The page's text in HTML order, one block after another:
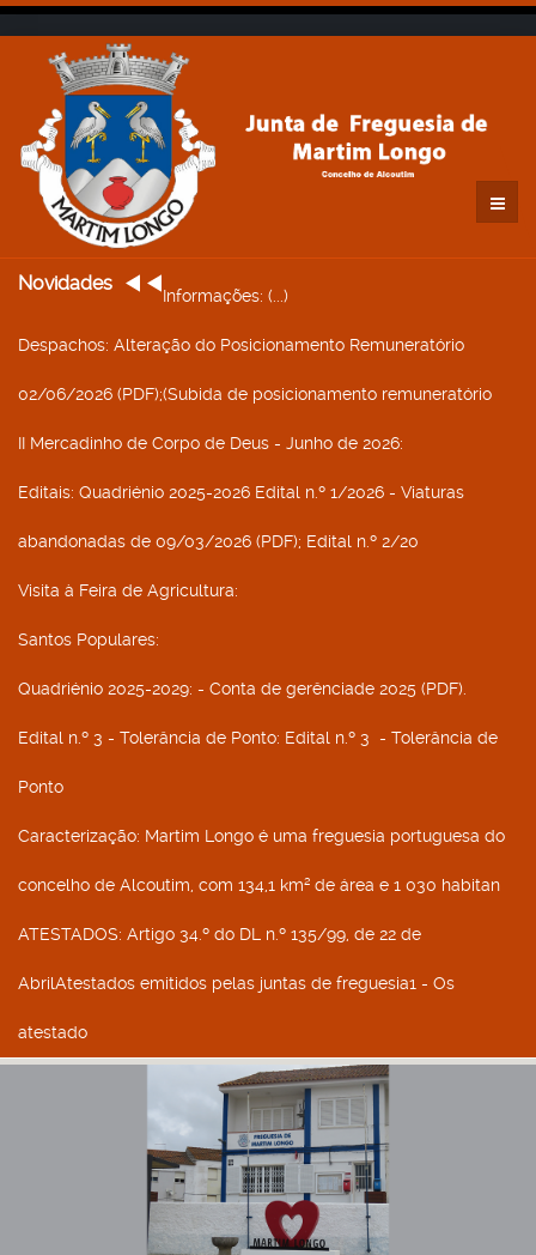
Novidades
Informações: (...)
Despachos: Alteração do Posicionamento Remuneratório
02/06/2026 (PDF);(Subida de posicionamento remuneratório
II Mercadinho de Corpo de Deus - Junho de 2026:
Editais: Quadriénio 2025-2026 Edital n.º 1/2026 - Viaturas
abandonadas de 09/03/2026 (PDF); Edital n.º 2/20
Visita à Feira de Agricultura:
Santos Populares:
Quadriénio 2025-2029: - Conta de gerênciade 2025 (PDF).
Edital n.º 3 - Tolerância de Ponto: Edital n.º 3 - Tolerância de
Ponto
Caracterização: Martim Longo é uma freguesia portuguesa do
concelho de Alcoutim, com 134,1 km² de área e 1 030 habitan
ATESTADOS: Artigo 34.º do DL n.º 135/99, de 22 de
AbrilAtestados emitidos pelas juntas de freguesia1 - Os
atestado